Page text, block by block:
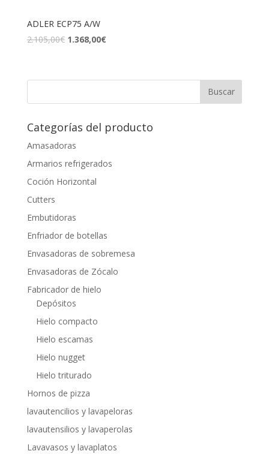
ADLER ECP75 A/W
2.105,00€ 1.368,00€
Categorías del producto
Amasadoras
Armarios refrigerados
Coción Horizontal
Cutters
Embutidoras
Enfriador de botellas
Envasadoras de sobremesa
Envasadoras de Zócalo
Fabricador de hielo
Depósitos
Hielo compacto
Hielo escamas
Hielo nugget
Hielo triturado
Hornos de pizza
lavautencilios y lavapeloras
lavautensilios y lavaperolas
Lavavasos y lavaplatos